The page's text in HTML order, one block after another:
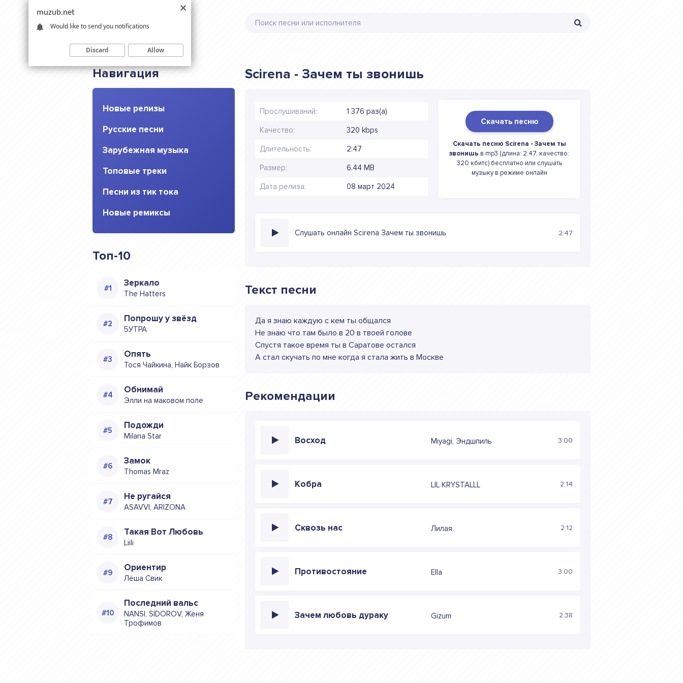
Навигация
Новые релизы
Русские песни
Зарубежная музыка
Топовые треки
Песни из тик тока
Новые ремиксы
Топ-10
Зеркало
The Hatters
Попрошу у звёзд
5УТРА
Опять
Тося Чайкина, Найк Борзов
Обнимай
Элли на маковом поле
Подожди
Milana Star
Замок
Thomas Mraz
Не ругайся
ASAVVI, ARIZONA
Такая Вот Любовь
Liili
Ориентир
Лёша Свик
Последний вальс
NANSI, SIDOROV, Женя
Трофимов
Scirena - Зачем ты звонишь
Прослушиваний: 1 376 раз(а)
Качество: 320 kbps
Длительность: 2:47
Размер: 6.44 MB
Дата релиза: 08 март 2024
Скачать песню
Скачать песню Scirena - Зачем ты
звонишь в mp3 (длина: 2:47, качество:
320 кбитс) бесплатно или слушать
музыку в режиме онлайн
Слушать онлайн Scirena Зачем ты звонишь 2:47
Текст песни
Да я знаю каждую с кем ты общался
Не знаю что там было в 20 в твоей голове
Спустя такое время ты в Саратове остался
А стал скучать по мне когда я стала жить в Москве
Рекомендации
Восход Miyagi, Эндшпиль 3:00
Кобра LIL KRYSTALLL 2:14
Сквозь нас Лилая 2:12
Противостояние Ella 3:00
Зачем любовь дураку Gizum 2:38
muzub.net
Would like to send you notifications
Discard Allow